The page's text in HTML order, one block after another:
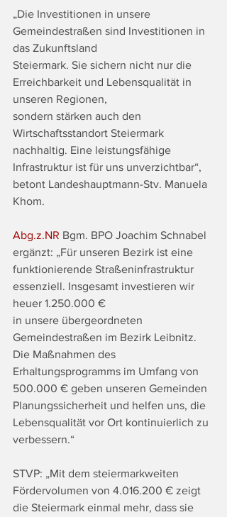
„Die Investitionen in unsere
Gemeindestraßen sind Investitionen in
das Zukunftsland
Steiermark. Sie sichern nicht nur die
Erreichbarkeit und Lebensqualität in
unseren Regionen,
sondern stärken auch den
Wirtschaftsstandort Steiermark
nachhaltig. Eine leistungsfähige
Infrastruktur ist für uns unverzichtbar“,
betont Landeshauptmann-Stv. Manuela
Khom.
Abg.z.NR Bgm. BPO Joachim Schnabel
ergänzt: „Für unseren Bezirk ist eine
funktionierende Straßeninfrastruktur
essenziell. Insgesamt investieren wir
heuer 1.250.000 €
in unsere übergeordneten
Gemeindestraßen im Bezirk Leibnitz.
Die Maßnahmen des
Erhaltungsprogramms im Umfang von
500.000 € geben unseren Gemeinden
Planungssicherheit und helfen uns, die
Lebensqualität vor Ort kontinuierlich zu
verbessern.“
STVP: „Mit dem steiermarkweiten
Fördervolumen von 4.016.200 € zeigt
die Steiermark einmal mehr, dass sie